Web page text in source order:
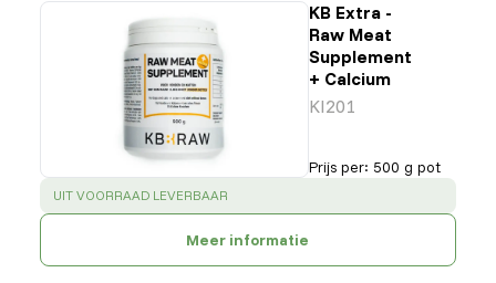
KB Extra -
Raw Meat
Supplement
+ Calcium
KI201
Prijs per: 500 g pot
SUCCESS:
UIT VOORRAAD LEVERBAAR
Meer informatie